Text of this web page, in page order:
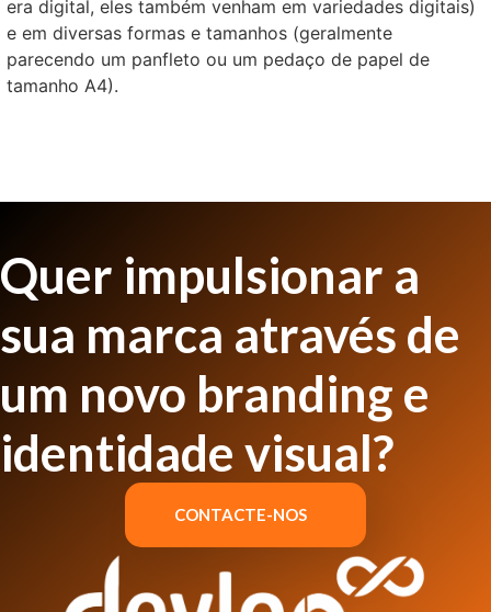
era digital, eles também venham em variedades digitais)
e em diversas formas e tamanhos (geralmente
parecendo um panfleto ou um pedaço de papel de
tamanho A4).
Quer impulsionar a
sua marca através de
um novo branding e
identidade visual?
CONTACTE-NOS